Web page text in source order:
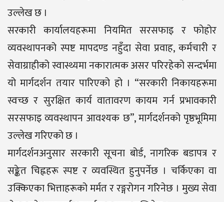
उल्लेख छ ।
सरकारी कार्यालयहरूमा नियमित सरसफाइ र फोहोर
व्यवस्थापनको स्पष्ट मापदण्ड नहुँदा सेवा प्रवाह, कर्मचारी र
सेवाग्राहीको स्वास्थ्यमा नकारात्मक असर परिरहेको सन्दर्भमा
यो मार्गदर्शन तयार पारिएको हो । “सरकारी निकायहरूमा
स्वच्छ र सुरक्षित कार्य वातावरण कायम गर्न प्रभावकारी
सरसफाइ व्यवस्थापन आवश्यक छ”, मार्गदर्शनको पृष्ठभूमिमा
उल्लेख गरिएको छ ।
मार्गदर्शनअनुसार सरकारी सूचना बोर्ड, नागरिक बडापत्र र
सङ्केत चिह्नहरू स्पष्ट र व्यवस्थित हुनुपर्नेछ । चर्किएका वा
उक्किएका भित्ताहरूको मर्मत र रङ्गरोगन गरिनेछ । मुख्य सेवा